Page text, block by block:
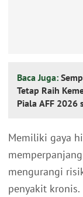
Baca Juga:
Tetap Raih
Piala AFF 2026
Memiliki gaya
mengurangi
penyakit kronis.